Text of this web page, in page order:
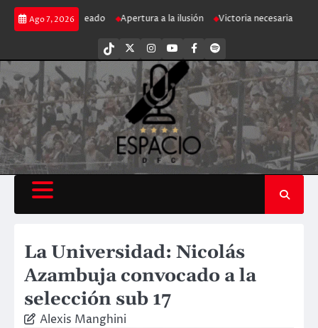
Saltar
Ago 7, 2026
Ciclón franjeado Apertura a la ilusión Victoria necesaria
tiktok TwitterInstagramYoutube
Facebook
Spotify
La Universidad: Nicolás
Azambuja convocado a la
selección sub 17
Alexis Manghini